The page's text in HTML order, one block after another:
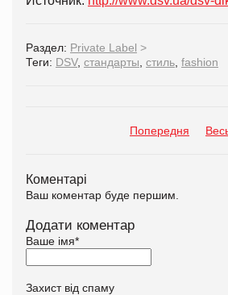
Раздел: Private Label >
Теги: DSV, стандарты, стиль, fashion
Попередня
Коментарі
Ваш коментар буде першим.
Додати коментар
Ваше імя*
Захист від спаму